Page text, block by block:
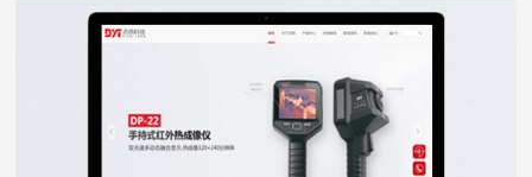
点扬科技
WEB DESIGN